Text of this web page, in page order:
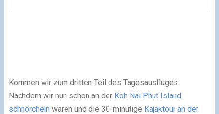
Kommen wir zum dritten Teil des Tagesausfluges.
Nachdem wir nun schon an der Koh Nai Phut Island
schnorcheln waren und die 30-minütige Kajaktour an der